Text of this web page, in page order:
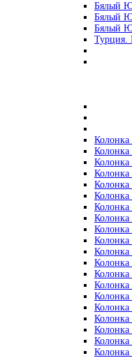
Бялый
Бялый
Бялый
Турция.
Колонка
Колонка
Колонка
Колонка
Колонка
Колонка
Колонка
Колонка
Колонка
Колонка
Колонка
Колонка
Колонка
Колонка
Колонка
Колонка
Колонка
Колонка
Колонка
Колонка